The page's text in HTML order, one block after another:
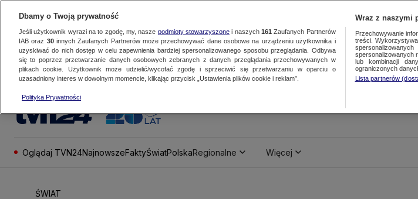
Oglądaj TVN24NajnowszeFaktyŚwiatPolskaRegionalne Więcej
ŚWIAT
Dbamy o Twoją prywatność
Jeśli użytkownik wyrazi na to zgodę, my, nasze podmioty stowarzyszonei naszych 161 Zaufanych Partnerów
IAB oraz 30innych Zaufanych Partnerów może przechowywać dane osobowe na urządzeniu użytkownika i
uzyskiwać do nich dostęp w celu zapewnienia bardziej spersonalizowanego sposobu przeglądania. Odbywa
się to poprzez przetwarzanie danych osobowych zebranych z danych przeglądania przechowywanych w
plikach cookie. Użytkownik może udzielić/wycofać zgodę i sprzeciwić się przetwarzaniu w oparciu o
uzasadniony interes w dowolnym momencie, klikając przycisk „Ustawienia plików cookie i reklam”.
Polityka Prywatności
Wraz z naszymi
Przechowywanie
treści.
spersonalizowanych
lub kombinacji
ograniczonych
Lista partnerów